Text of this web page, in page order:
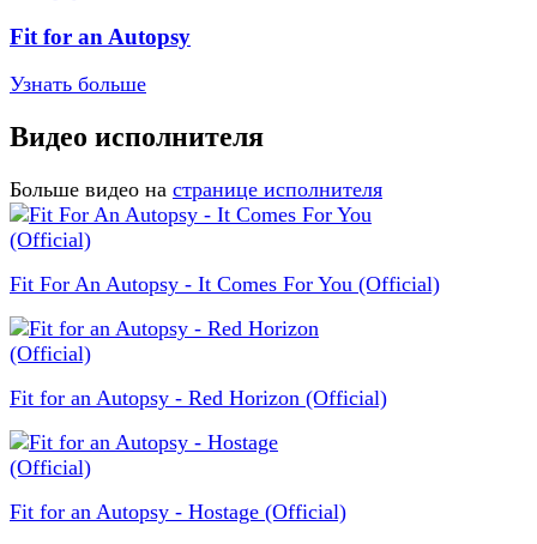
Fit for an Autopsy
Узнать больше
Видео исполнителя
Больше видео на странице исполнителя
Fit For An Autopsy - It Comes For You (Official)
Fit for an Autopsy - Red Horizon (Official)
Fit for an Autopsy - Hostage (Official)